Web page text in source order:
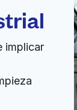
implicar